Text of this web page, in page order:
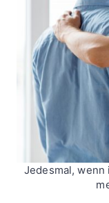
Jedesmal, wenn